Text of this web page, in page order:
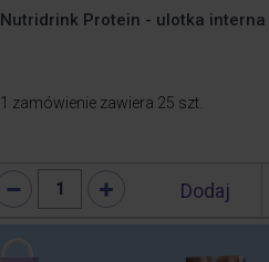
Nutridrink Protein - ulotka interna
1 zamówienie zawiera 25 szt.
1 Dodaj